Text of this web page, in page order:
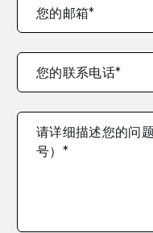
您的邮箱*
您的联系电话*
请详细描述您的问
号） *